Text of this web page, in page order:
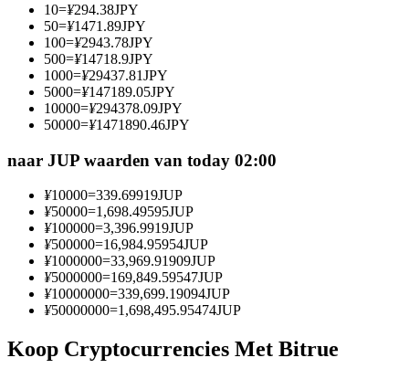
Word een Copy Trader
Big data-analyse inclusief handelsinformatie, enz.
10=¥294.38JPY
50=¥1471.89JPY
100=¥2943.78JPY
500=¥14718.9JPY
1000=¥29437.81JPY
5000=¥147189.05JPY
10000=¥294378.09JPY
50000=¥1471890.46JPY
naar JUP waarden van today 02:00
¥10000=339.69919JUP
¥50000=1,698.49595JUP
¥100000=3,396.9919JUP
¥500000=16,984.95954JUP
¥1000000=33,969.91909JUP
¥5000000=169,849.59547JUP
¥10000000=339,699.19094JUP
¥50000000=1,698,495.95474JUP
Koop Cryptocurrencies Met Bitrue